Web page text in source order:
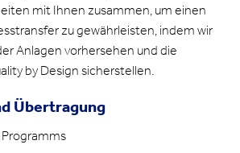
mit Ihnen zusammen, um einen
zu gewährleisten, indem wir
Anlagen vorhersehen und die
by Design sicherstellen.
Übertragung